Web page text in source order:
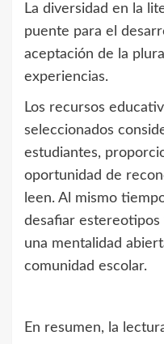
La diversidad en la
puente para el
aceptación de la
experiencias.
Los recursos
seleccionados
estudiantes,
oportunidad de
leen. Al mismo
desafiar
una mentalidad
comunidad escolar.
En resumen, la